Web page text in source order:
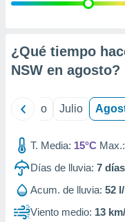
e
mediante
de
1199
¿Qué tiempo
NSW en agosto?
Junio Julio
T. Media: 15°C Max.:
Días de lluvia: 7 días
Acum. de lluvia: 52
Viento medio: 13